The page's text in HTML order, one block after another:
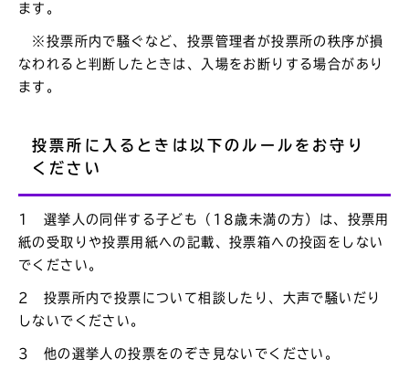
ます。
※投票所内で騒ぐなど、投票管理者が投票所の秩序が損
なわれると判断したときは、入場をお断りする場合があり
ます。
投票所に入るときは以下のルールをお守り
ください
1 選挙人の同伴する子ども（18歳未満の方）は、投票用
紙の受取りや投票用紙への記載、投票箱への投函をしない
でください。
2 投票所内で投票について相談したり、大声で騒いだり
しないでください。
3 他の選挙人の投票をのぞき見ないでください。